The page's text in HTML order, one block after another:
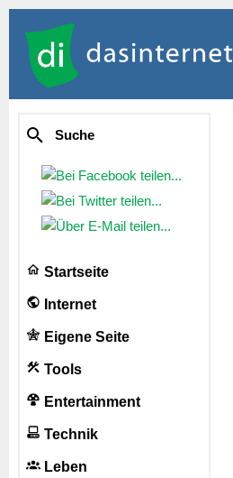
Suche
Startseite
Internet
Eigene Seite
Tools
Entertainment
Technik
Leben